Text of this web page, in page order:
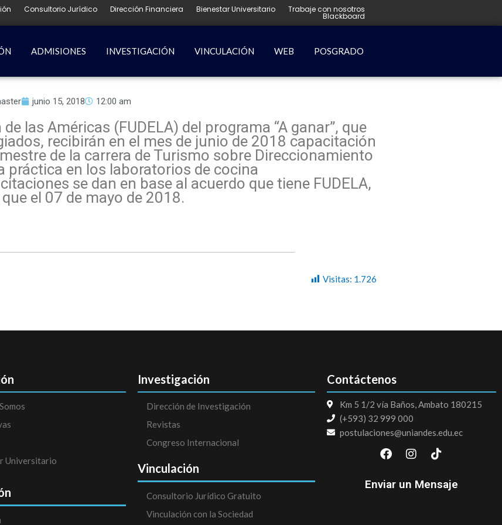
Consultorio Jurídico Dirección Financiera Bienestar Universitario Trabaje con nosotros
Blackboard
ADMISIONES INVESTIGACIÓN VINCULACIÓN WEB POSGRADO
junio 15, 2018 12:00 am
las Américas (FUDELA) del programa “A ganar”, que
recibirán en el mes de junio de 2018 capacitación
de la carrera de Turismo sobre Direccionamiento
práctica en los laboratorios de cocina
se dan en base al acuerdo que tiene FUDELA,
el 07 de mayo de 2018.
Visitas: 1.726
Universitario
Investigación
Dirección de Investigación
Revistas
Congreso Internacional
Vinculación
Consultorio Jurídico Gratuito
Vinculación con la Sociedad
Contáctenos
Km 5 1/2 vía Baños, Ambato 180215
(+593) 32 999 000
postulaciones@uniandes.edu.ec
F
a
e
I
n
t
T
i
t
Enviar un Mensaje